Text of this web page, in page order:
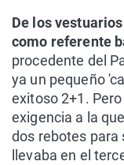
De los
como referente
procedente del
ya un pequeño
exitoso 2+1.
exigencia a la
dos rebotes para
llevaba en el